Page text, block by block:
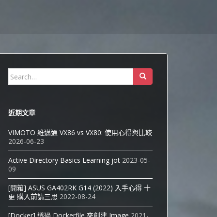
Search
for:
近期文章
VIMOTO 維邁通 VX86 vs VX80: 使用心得與比較
2026-06-23
Active Directory Basics Learning jot 2023-05-
09
[開箱] ASUS GA402RK G14 (2022) 入手心得 十
更 購入前請三思 2022-08-24